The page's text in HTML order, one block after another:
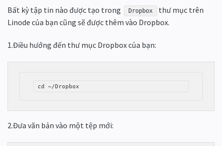
Bất kỳ tập tin nào được tạo trong Dropbox
thư mục trên
Linode của bạn cũng sẽ được thêm vào Dropbox.
1.Điều hướng đến thư mục Dropbox của bạn:
cd ~/Dropbox
2.Đưa văn bản vào một tệp mới: